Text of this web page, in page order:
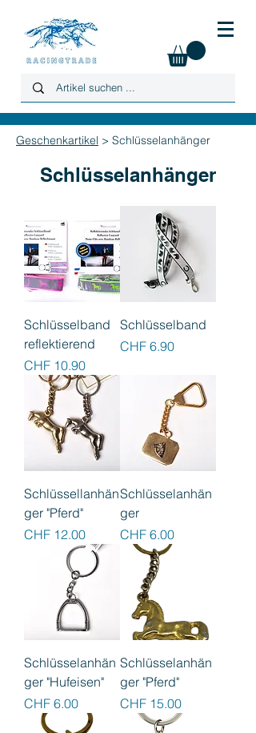
Geschenkartikel > Schlüsselanhänger
Schlüsselanhänger
Schlüsselband
reflektierend
Preis
CHF 10.90
Schlüsselband
Preis
CHF 6.90
Schlüssellanhän
ger "Pferd"
Preis
CHF 12.00
Schlüsselanhän
ger
Preis
CHF 6.00
Schlüsselanhän
ger "Hufeisen"
Preis
CHF 6.00
Schlüsselanhän
ger "Pferd"
Preis
CHF 15.00